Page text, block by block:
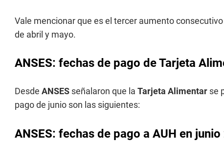
Vale mencionar que es el tercer aumento
de abril y mayo.
ANSES: fechas de pago de Tarjeta
Desde ANSES señalaron que la Tarjeta Alimentar se
pago de junio son las siguientes:
ANSES: fechas de pago a AUH en